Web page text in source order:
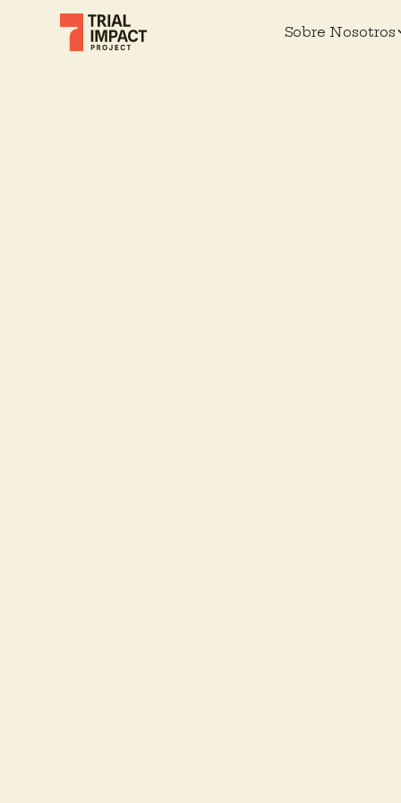
Sobre Nosotros